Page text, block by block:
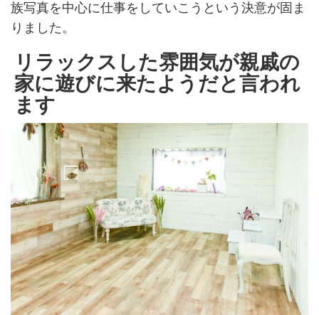
族写真を中心に仕事をしていこうという決意が固ま
りました。
リラックスした雰囲気が親戚の
家に遊びに来たようだと言われ
ます